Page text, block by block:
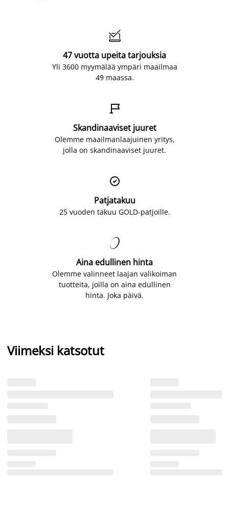

47 vuotta upeita tarjouksia
Yli 3600 myymälää ympäri maailmaa
49 maassa.

Skandinaaviset juuret
Olemme maailmanlaajuinen yritys,
jolla on skandinaaviset juuret.

Patjatakuu
25 vuoden takuu GOLD-patjoille.

Aina edullinen hinta
Olemme valinneet laajan valikoiman
tuotteita, joilla on aina edullinen
hinta. Joka päivä.
Viimeksi katsotut